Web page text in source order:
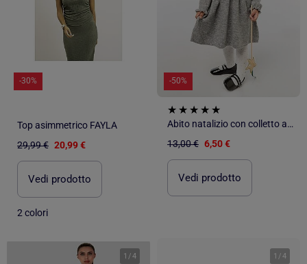
-30%
Top asimmetrico FAYLA
29,99 € 20,99 €
Vedi prodotto
2 colori
-50%
Abito natalizio con colletto a volant
13,00 € 6,50 €
Vedi prodotto
1 /4 1 /4